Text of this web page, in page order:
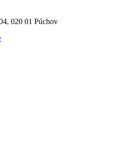
020 01 Púchov